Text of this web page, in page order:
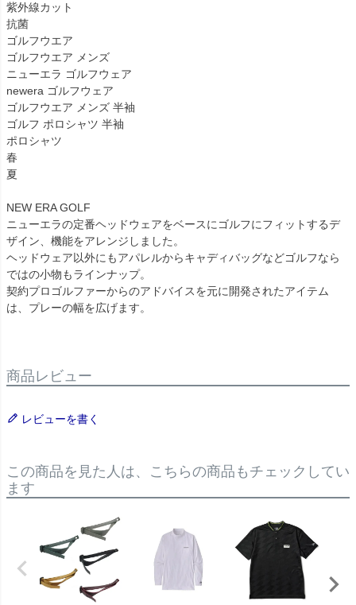
紫外線カット
抗菌
ゴルフウエア
ゴルフウエア メンズ
ニューエラ ゴルフウェア
newera ゴルフウェア
ゴルフウエア メンズ 半袖
ゴルフ ポロシャツ 半袖
ポロシャツ
春
夏
NEW ERA GOLF
ニューエラの定番ヘッドウェアをベースにゴルフにフィットするデ
ザイン、機能をアレンジしました。
ヘッドウェア以外にもアパレルからキャディバッグなどゴルフなら
ではの小物もラインナップ。
契約プロゴルファーからのアドバイスを元に開発されたアイテム
は、プレーの幅を広げます。
商品レビュー
レビューを書く
この商品を見た人は、こちらの商品もチェックしてい
ます